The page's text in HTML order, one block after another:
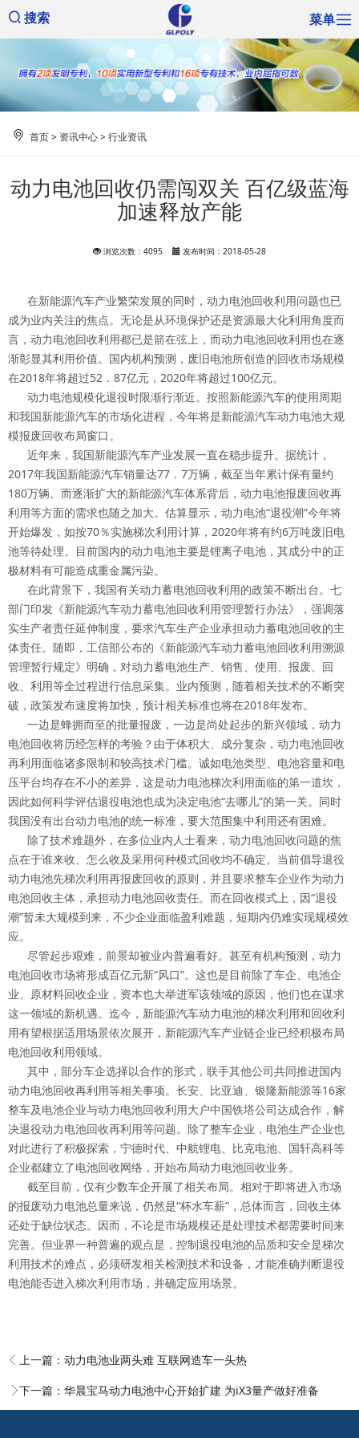
搜索 菜单
首页> 资讯中心>行业资讯
动力电池回收仍需闯双关 百亿级蓝海
加速释放产能
浏览次数：4095 发布时间：2018-05-28
在新能源汽车产业繁荣发展的同时，动力电池回收利用问题也已
成为业内关注的焦点。无论是从环境保护还是资源最大化利用角度而
言，动力电池回收利用都已是箭在弦上，而动力电池回收利用也在逐
渐彰显其利用价值。国内机构预测，废旧电池所创造的回收市场规模
在2018年将超过52．87亿元，2020年将超过100亿元。
动力电池规模化退役时限渐行渐近。按照新能源汽车的使用周期
和我国新能源汽车的市场化进程，今年将是新能源汽车动力电池大规
模报废回收布局窗口。
近年来，我国新能源汽车产业发展一直在稳步提升。据统计，
2017年我国新能源汽车销量达77．7万辆，截至当年累计保有量约
180万辆。而逐渐扩大的新能源汽车体系背后，动力电池报废回收再
利用等方面的需求也随之加大。估算显示，动力电池“退役潮”今年将
开始爆发，如按70％实施梯次利用计算，2020年将有约6万吨废旧电
池等待处理。目前国内的动力电池主要是锂离子电池，其成分中的正
极材料有可能造成重金属污染。
在此背景下，我国有关动力蓄电池回收利用的政策不断出台。七
部门印发《新能源汽车动力蓄电池回收利用管理暂行办法》，强调落
实生产者责任延伸制度，要求汽车生产企业承担动力蓄电池回收的主
体责任。随即，工信部公布的《新能源汽车动力蓄电池回收利用溯源
管理暂行规定》明确，对动力蓄电池生产、销售、使用、报废、回
收、利用等全过程进行信息采集。业内预测，随着相关技术的不断突
破，政策发布速度将加快，预计相关标准也将在2018年发布。
一边是蜂拥而至的批量报废，一边是尚处起步的新兴领域，动力
电池回收将历经怎样的考验？由于体积大、成分复杂，动力电池回收
再利用面临诸多限制和较高技术门槛。诚如电池类型、电池容量和电
压平台均存在不小的差异，这是动力电池梯次利用面临的第一道坎，
因此如何科学评估退役电池也成为决定电池“去哪儿”的第一关。同时
我国没有出台动力电池的统一标准，要大范围集中利用还有困难。
除了技术难题外，在多位业内人士看来，动力电池回收问题的焦
点在于谁来收、怎么收及采用何种模式回收均不确定。当前倡导退役
动力电池先梯次利用再报废回收的原则，并且要求整车企业作为动力
电池回收主体，承担动力电池回收责任。而在回收模式上，因“退役
潮”暂未大规模到来，不少企业面临盈利难题，短期内仍难实现规模效
应。
尽管起步艰难，前景却被业内普遍看好。甚至有机构预测，动力
电池回收市场将形成百亿元新“风口”。这也是目前除了车企、电池企
业、原材料回收企业，资本也大举进军该领域的原因，他们也在谋求
这一领域的新机遇。迄今，新能源汽车动力电池的梯次利用和回收利
用有望根据适用场景依次展开，新能源汽车产业链企业已经积极布局
电池回收利用领域。
其中，部分车企选择以合作的形式，联手其他公司共同推进国内
动力电池回收再利用等相关事项。长安、比亚迪、银隆新能源等16家
整车及电池企业与动力电池回收利用大户中国铁塔公司达成合作，解
决退役动力电池回收再利用等问题。除了整车企业，电池生产企业也
对此进行了积极探索，宁德时代、中航锂电、比克电池、国轩高科等
企业都建立了电池回收网络，开始布局动力电池回收业务。
截至目前，仅有少数车企开展了相关布局。相对于即将进入市场
的报废动力电池总量来说，仍然是“杯水车薪”，总体而言，回收主体
还处于缺位状态。因而，不论是市场规模还是处理技术都需要时间来
完善。但业界一种普遍的观点是，控制退役电池的品质和安全是梯次
利用技术的难点，必须研发相关检测技术和设备，才能准确判断退役
电池能否进入梯次利用市场，并确定应用场景。
上一篇： 动力电池业两头难 互联网造车一头热
下一篇： 华晨宝马动力电池中心开始扩建 为iX3量产做好准备